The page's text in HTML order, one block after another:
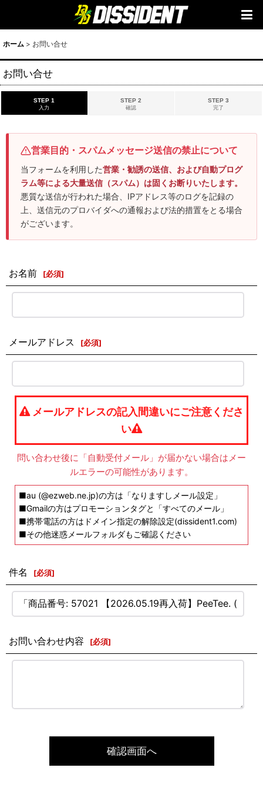
ホーム > お問い合せ
お問い合せ
STEP 1
入力
STEP 2
確認
STEP 3
完了
営業目的・スパムメッセージ送信の禁止について
当フォームを利用した営業・勧誘の送信、および自動プログ
ラム等による大量送信（スパム）は固くお断りいたします。
悪質な送信が行われた場合、IPアドレス等のログを記録の
上、送信元のプロバイダへの通報および法的措置をとる場合
がございます。
お名前 [必須]
メールアドレス [必須]
メールアドレスの記入間違いにご注意くださ
い
問い合わせ後に「自動受付メール」が届かない場合はメー
ルエラーの可能性があります。
■au (@ezweb.ne.jp)の方は「なりますしメール設定」
■Gmailの方はプロモーションタグと「すべてのメール」
■携帯電話の方はドメイン指定の解除設定(dissident1.com)
■その他迷惑メールフォルダもご確認ください
件名 [必須]
お問い合わせ内容 [必須]
確認画面へ